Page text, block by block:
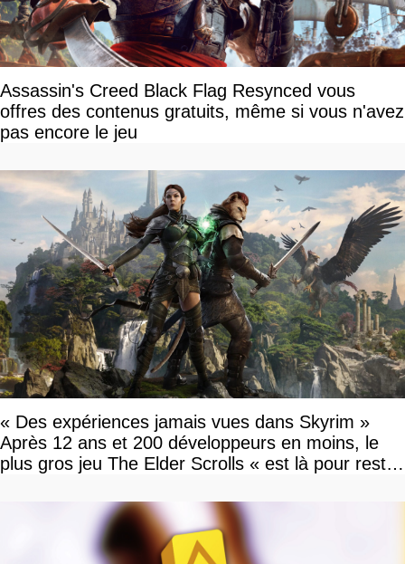
Assassin's Creed Black Flag Resynced vous
offres des contenus gratuits, même si vous n'avez
pas encore le jeu
« Des expériences jamais vues dans Skyrim »
Après 12 ans et 200 développeurs en moins, le
plus gros jeu The Elder Scrolls « est là pour rester